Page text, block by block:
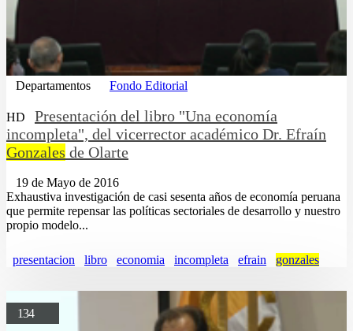
Departamentos Fondo Editorial
HD
Presentación del libro "Una economía
incompleta", del vicerrector académico Dr. Efraín
Gonzales de Olarte
19 de Mayo de 2016
Exhaustiva investigación de casi sesenta años de economía peruana
que permite repensar las políticas sectoriales de desarrollo y nuestro
propio modelo...
presentacion libro economia incompleta efrain gonzales
134